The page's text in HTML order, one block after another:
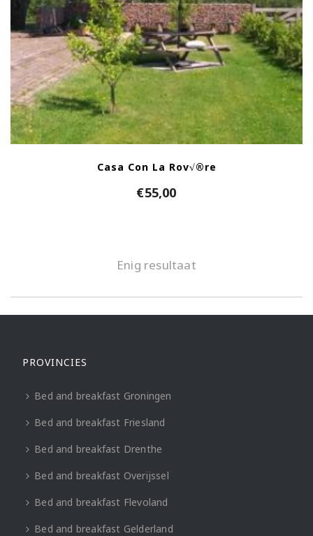
Casa Con La Rov√®re
€55,00
Enig resultaat
PROVINCIES
Bed and breakfast Groningen
Bed and breakfast Friesland
Bed and breakfast Drenthe
Bed and breakfast Overijssel
Bed and breakfast Flevoland
Bed and breakfast Gelderland